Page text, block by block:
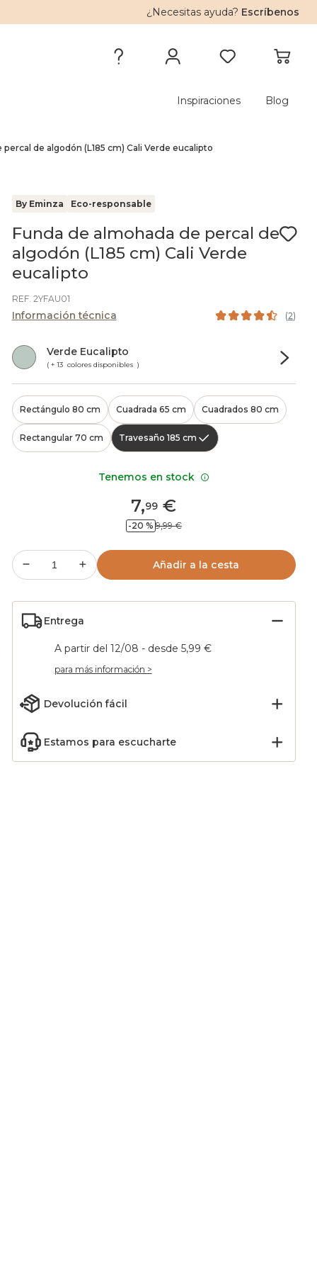
¿Necesitas ayuda? Escríbenos
Inspiraciones Blog
de algodón (L185 cm) Cali Verde eucalipto
By Eminza Eco-responsable
Funda de almohada de percal de
algodón (L185 cm) Cali Verde
eucalipto
REF. 2YFAU01
Información técnica (2)
Verde Eucalipto
( + 13 colores disponibles )
Rectángulo 80 cm Cuadrada 65 cm Cuadrados 80 cm
Rectangular 70 cm Travesaño 185 cm
7,99 €
-20 % 9,99 €
Añadir a la cesta
Entrega
A partir del 12/08 - desde 5,99 €
para más información >
Devolución fácil
Estamos para escucharte